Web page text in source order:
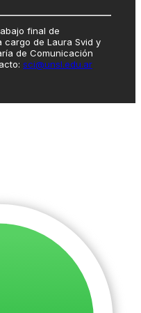
final de
cargo de Laura Svid y
de Comunicación
sci@unsl.edu.ar